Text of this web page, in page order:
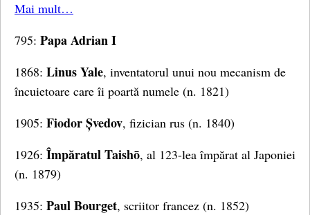
Mai mult…
795: Papa Adrian I
1868: Linus Yale, inventatorul unui nou mecanism de
încuietoare care îi poartă numele (n. 1821)
1905: Fiodor Șvedov, fizician rus (n. 1840)
1926: Împăratul Taishō, al 123-lea împărat al Japoniei
(n. 1879)
1935: Paul Bourget, scriitor francez (n. 1852)